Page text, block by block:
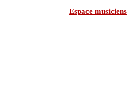
Espace musiciens